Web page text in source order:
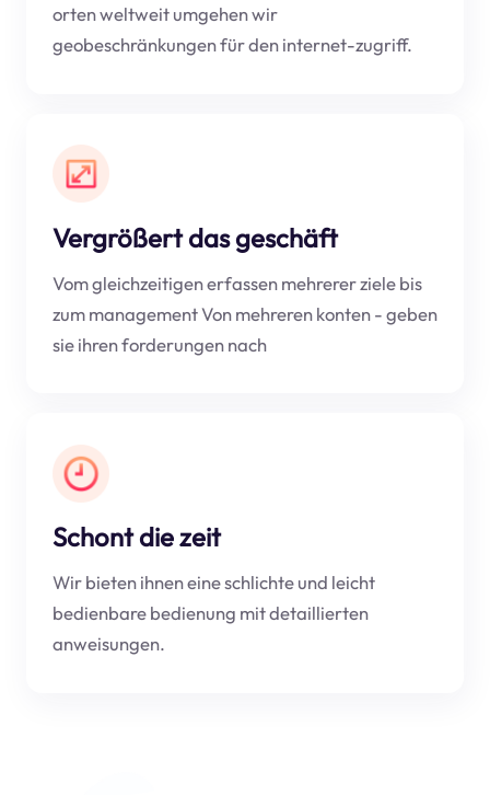
orten weltweit umgehen wir
geobeschränkungen für den internet-zugriff.
Vergrößert das geschäft
Vom gleichzeitigen erfassen mehrerer ziele bis
zum management Von mehreren konten - geben
sie ihren forderungen nach
Schont die zeit
Wir bieten ihnen eine schlichte und leicht
bedienbare bedienung mit detaillierten
anweisungen.